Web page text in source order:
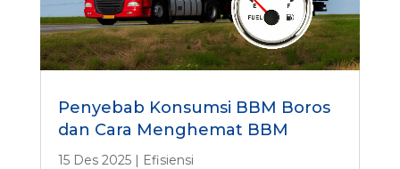
Penyebab Konsumsi BBM Boros
dan Cara Menghemat BBM
15 Des 2025| Efisiensi